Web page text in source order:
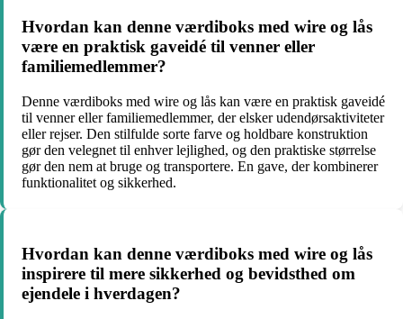
Hvordan kan denne værdiboks med wire og lås
være en praktisk gaveidé til venner eller
familiemedlemmer?
Denne værdiboks med wire og lås kan være en praktisk gaveidé
til venner eller familiemedlemmer, der elsker udendørsaktiviteter
eller rejser. Den stilfulde sorte farve og holdbare konstruktion
gør den velegnet til enhver lejlighed, og den praktiske størrelse
gør den nem at bruge og transportere. En gave, der kombinerer
funktionalitet og sikkerhed.
Hvordan kan denne værdiboks med wire og lås
inspirere til mere sikkerhed og bevidsthed om
ejendele i hverdagen?